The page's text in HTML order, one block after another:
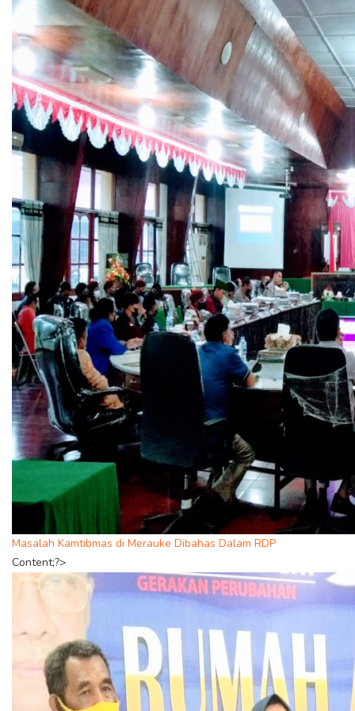
Masalah Kamtibmas di Merauke Dibahas Dalam RDP
Content;?>